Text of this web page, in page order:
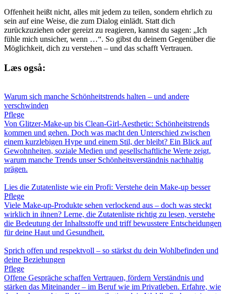
Offenheit heißt nicht, alles mit jedem zu teilen, sondern ehrlich zu
sein auf eine Weise, die zum Dialog einlädt. Statt dich
zurückzuziehen oder gereizt zu reagieren, kannst du sagen: „Ich
fühle mich unsicher, wenn …“. So gibst du deinem Gegenüber die
Möglichkeit, dich zu verstehen – und das schafft Vertrauen.
Læs også:
Warum sich manche Schönheitstrends halten – und andere
verschwinden
Pflege
Von Glitzer-Make-up bis Clean-Girl-Aesthetic: Schönheitstrends
kommen und gehen. Doch was macht den Unterschied zwischen
einem kurzlebigen Hype und einem Stil, der bleibt? Ein Blick auf
Gewohnheiten, soziale Medien und gesellschaftliche Werte zeigt,
warum manche Trends unser Schönheitsverständnis nachhaltig
prägen.
Lies die Zutatenliste wie ein Profi: Verstehe dein Make-up besser
Pflege
Viele Make-up-Produkte sehen verlockend aus – doch was steckt
wirklich in ihnen? Lerne, die Zutatenliste richtig zu lesen, verstehe
die Bedeutung der Inhaltsstoffe und triff bewusstere Entscheidungen
für deine Haut und Gesundheit.
Sprich offen und respektvoll – so stärkst du dein Wohlbefinden und
deine Beziehungen
Pflege
Offene Gespräche schaffen Vertrauen, fördern Verständnis und
stärken das Miteinander – im Beruf wie im Privatleben. Erfahre, wie